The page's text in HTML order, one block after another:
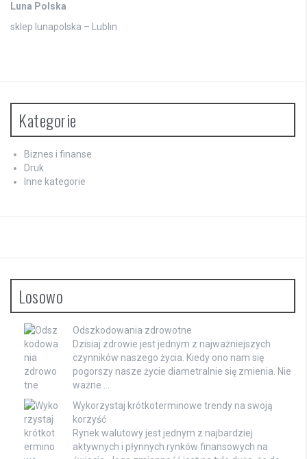
Luna Polska
sklep lunapolska – Lublin
Kategorie
Biznes i finanse
Druk
Inne kategorie
Losowo
Odszkodowania zdrowotne
Dzisiaj zdrowie jest jednym z najważniejszych
czynników naszego życia. Kiedy ono nam się
pogorszy nasze życie diametralnie się zmienia. Nie
ważne …
Wykorzystaj krótkoterminowe trendy na swoją
korzyść
Rynek walutowy jest jednym z najbardziej
aktywnych i płynnych rynków finansowych na